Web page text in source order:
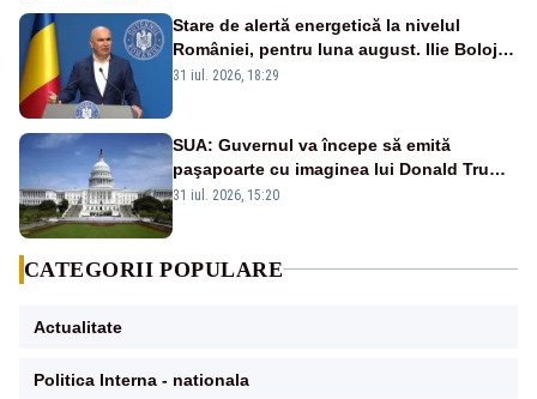
Stare de alertă energetică la nivelul
României, pentru luna august. Ilie Bolojan
a anunțat importuri și posibile restricții –
31 iul. 2026, 18:29
SUA: Guvernul va începe să emită
paşapoarte cu imaginea lui Donald Trump
începând cu 8 august
31 iul. 2026, 15:20
CATEGORII POPULARE
Actualitate
Politica Interna - nationala